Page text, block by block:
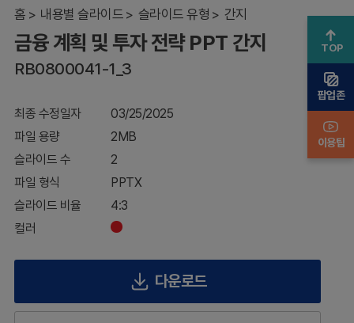
기
홈 내용별 슬라이드 슬라이드 유형 간지
투자
전략
PPT
간지
금융 계획 및 투자 전략 PPT 간지
RB0800041-1_3
최종 수정일자
03/25/2025
파일 용량
2MB
슬라이드 수
2
파일 형식
PPTX
슬라이드 비율
4:3
컬러
다운로드
TOP
팝업존
이용팁